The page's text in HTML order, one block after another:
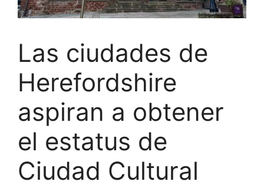
Las ciudades de
Herefordshire
aspiran a obtener
el estatus de
Ciudad Cultural